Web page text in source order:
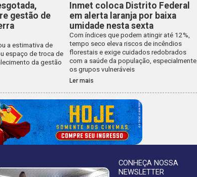
gestão de
a estimativa de
espaço de troca de
da gestão
Inmet coloca Distrito Federal
em alerta laranja por baixa
umidade nesta sexta
Com índices que podem atingir até 12%,
tempo seco eleva riscos de incêndios
florestais e exige cuidados redobrados
com a saúde da população, especialmente
os grupos vulneráveis
Ler mais
CONHEÇA NOSSA
NEWSLETTER